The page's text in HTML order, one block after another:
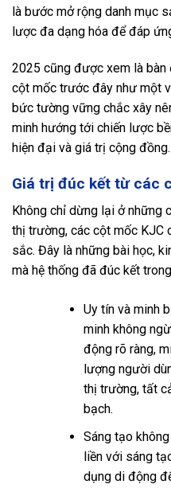
là bước mở rộng danh mục
lược đa dạng hóa để đáp
2025 cũng được xem là bàn
cột mốc trước đây như một
bức tường vững chắc xây
minh hướng tới chiến lược
hiện đại và giá trị cộng đồng.
Giá trị đúc kết từ các
Không chỉ dừng lại ở những
thị trường, các cột mốc KJC
sắc. Đây là những bài học,
mà hệ thống đã đúc kết
Uy tín và minh
minh không
động rõ ràng,
lượng người
thị trường, tất
bạch.
Sáng tạo
liền với sáng
dụng di động